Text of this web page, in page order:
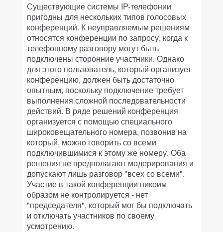
Существующие системы IP-телефонии
пригодны для нескольких типов голосовых
конференций. К неуправляемым решениям
относятся конференции по запросу, когда к
телефонному разговору могут быть
подключены сторонние участники. Однако
для этого пользователь, который организует
конференцию, должен быть достаточно
опытным, поскольку подключение требует
выполнения сложной последовательности
действий. В ряде решений конференция
организуется с помощью специального
широковещательного номера, позвонив на
который, можно говорить со всеми
подключившимися к этому же номеру. Оба
решения не предполагают модерирования и
допускают лишь разговор "всех со всеми".
Участие в такой конференции никоим
образом не контролируется - нет
"председателя", который мог бы подключать
и отключать участников по своему
усмотрению.